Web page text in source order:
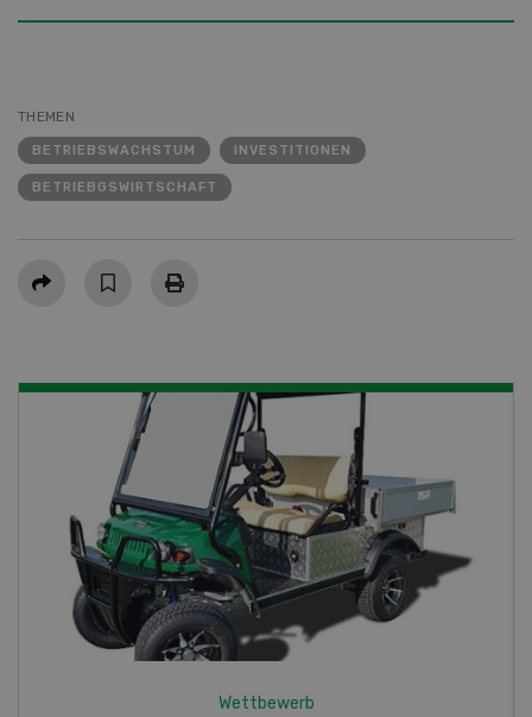
THEMEN
BETRIEBSWACHSTUM INVESTITIONEN
BETRIEBGSWIRTSCHAFT
Teilen